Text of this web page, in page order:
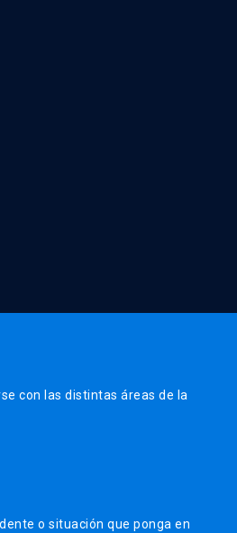
con las distintas áreas de la
o situación que ponga en